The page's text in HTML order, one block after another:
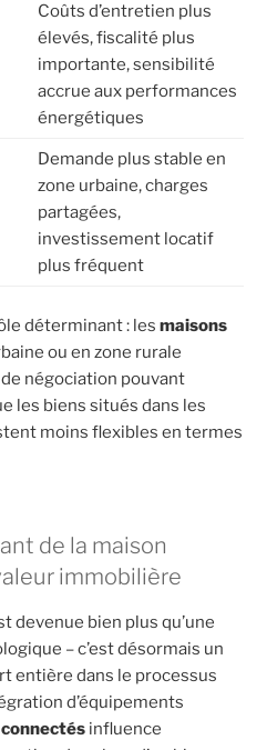
Coûts d’entretien plus
élevés, fiscalité plus
importante, sensibilité
accrue aux performances
énergétiques
Demande plus stable en
zone urbaine, charges
partagées,
investissement locatif
plus fréquent
déterminant : les maisons
ou en zone rurale
négociation pouvant
les biens situés dans les
moins flexibles en termes
de la maison
immobilière
devenue bien plus qu’une
– c’est désormais un
entière dans le processus
d’équipements
influence